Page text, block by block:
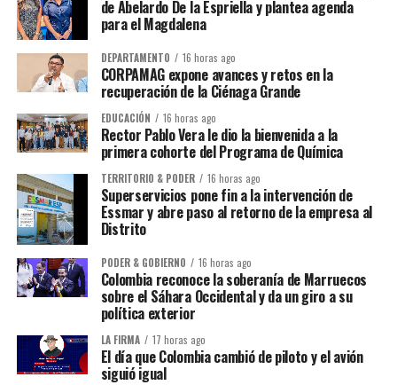
de Abelardo De la Espriella y plantea agenda
para el Magdalena
DEPARTAMENTO 16 horas ago
CORPAMAG expone avances y retos en la
recuperación de la Ciénaga Grande
EDUCACIÓN 16 horas ago
Rector Pablo Vera le dio la bienvenida a la
primera cohorte del Programa de Química
TERRITORIO & PODER 16 horas ago
Superservicios pone fin a la intervención de
Essmar y abre paso al retorno de la empresa al
Distrito
PODER & GOBIERNO 16 horas ago
Colombia reconoce la soberanía de Marruecos
sobre el Sáhara Occidental y da un giro a su
política exterior
LA FIRMA 17 horas ago
El día que Colombia cambió de piloto y el avión
siguió igual